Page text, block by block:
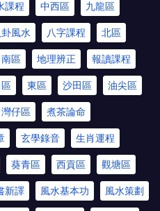
課程 中西區 九龍區
卦風水 八字課程 北區
南區 地理辨正 報讀課程
東區 沙田區 油尖區
灣仔區 煮茶論命
玄學錄音 生肖運程
葵青區 西貢區 觀塘區
新譯 風水基本功 風水策劃